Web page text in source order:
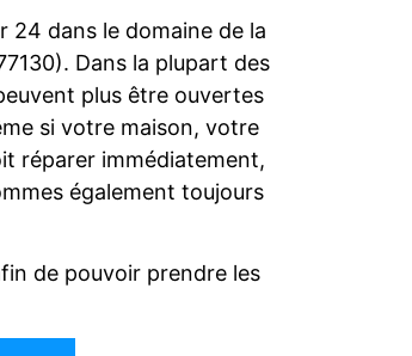
24 dans le domaine de la
Dans la plupart des
plus être ouvertes
si votre maison, votre
réparer immédiatement,
également toujours
de pouvoir prendre les